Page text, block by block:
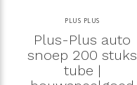
PLUS PLUS
Plus-Plus auto
snoep 200 stuks
tube |